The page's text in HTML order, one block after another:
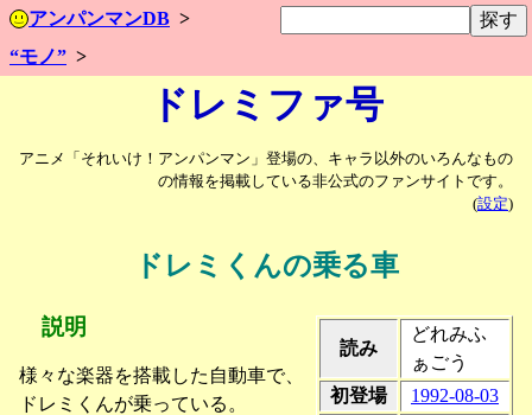
アンパンマンDB
“モノ”
ドレミファ号
アニメ「それいけ！アンパンマン」登場の、キャラ以外のいろんなもの
の情報を掲載している非公式のファンサイトです。
(設定)
ドレミくんの乗る車
読み
どれみふ
ぁごう
初登場
1992-08-03
説明
様々な楽器を搭載した自動車で、
ドレミくんが乗っている。